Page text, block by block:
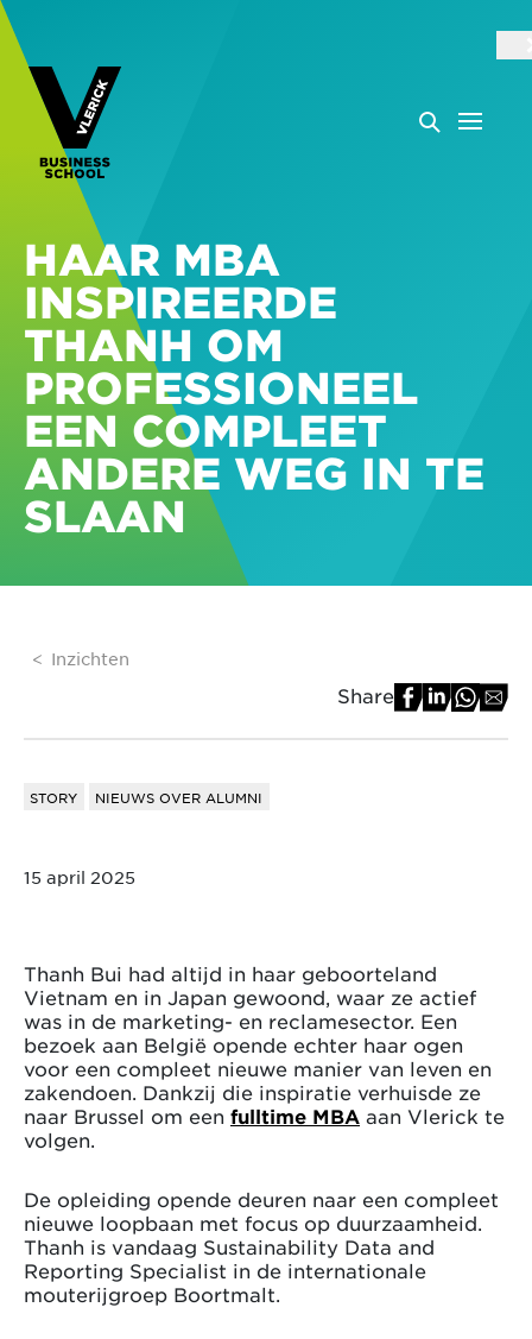
HAAR MBA
INSPIREERDE
THANH OM
PROFESSIONEEL
EEN COMPLEET
ANDERE WEG IN TE
SLAAN
Inzichten
Share
STORY NIEUWS OVER ALUMNI
15 april 2025
Thanh Bui had altijd in haar geboorteland
Vietnam en in Japan gewoond, waar ze actief
was in de marketing- en reclamesector. Een
bezoek aan België opende echter haar ogen
voor een compleet nieuwe manier van leven en
zakendoen. Dankzij die inspiratie verhuisde ze
naar Brussel om een fulltime MBA aan Vlerick te
volgen.
De opleiding opende deuren naar een compleet
nieuwe loopbaan met focus op duurzaamheid.
Thanh is vandaag Sustainability Data and
Reporting Specialist in de internationale
mouterijgroep Boortmalt.